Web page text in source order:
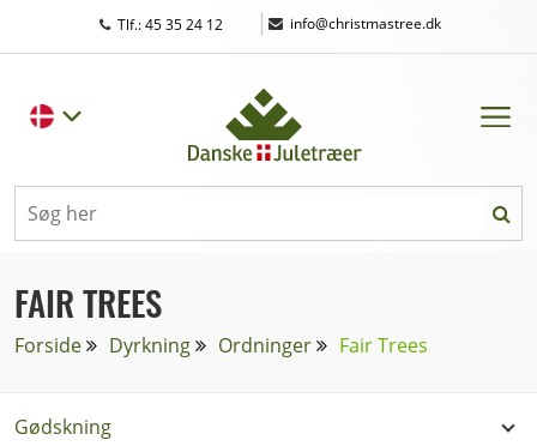
Tlf.: 45 35 24 12 | info@christmastree.dk
FAIR TREES
Forside Dyrkning Ordninger Fair Trees
Gødskning